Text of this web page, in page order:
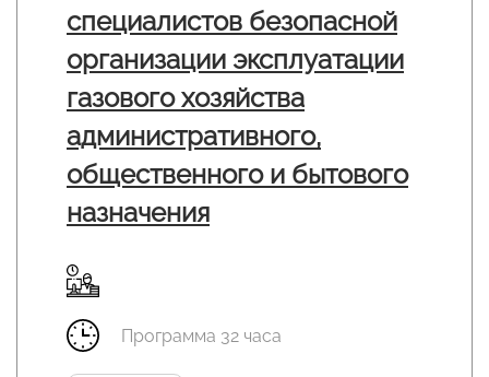
специалистов безопасной
организации эксплуатации
газового хозяйства
административного,
общественного и бытового
назначения
Программа 32 часа